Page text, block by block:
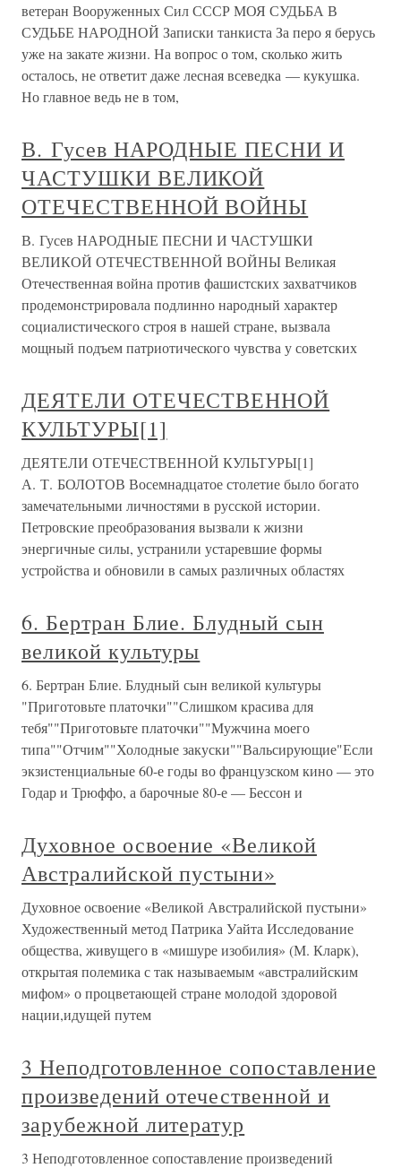
ветеран Вооруженных Сил СССР МОЯ СУДЬБА В
СУДЬБЕ НАРОДНОЙ Записки танкиста За перо я берусь
уже на закате жизни. На вопрос о том, сколько жить
осталось, не ответит даже лесная всеведка — кукушка.
Но главное ведь не в том,
В. Гусев НАРОДНЫЕ ПЕСНИ И
ЧАСТУШКИ ВЕЛИКОЙ
ОТЕЧЕСТВЕННОЙ ВОЙНЫ
В. Гусев НАРОДНЫЕ ПЕСНИ И ЧАСТУШКИ
ВЕЛИКОЙ ОТЕЧЕСТВЕННОЙ ВОЙНЫ Великая
Отечественная война против фашистских захватчиков
продемонстрировала подлинно народный характер
социалистического строя в нашей стране, вызвала
мощный подъем патриотического чувства у советских
ДЕЯТЕЛИ ОТЕЧЕСТВЕННОЙ
КУЛЬТУРЫ[1]
ДЕЯТЕЛИ ОТЕЧЕСТВЕННОЙ КУЛЬТУРЫ[1]
А. Т. БОЛОТОВ Восемнадцатое столетие было богато
замечательными личностями в русской истории.
Петровские преобразования вызвали к жизни
энергичные силы, устранили устаревшие формы
устройства и обновили в самых различных областях
6. Бертран Блие. Блудный сын
великой культуры
6. Бертран Блие. Блудный сын великой культуры
"Приготовьте платочки""Слишком красива для
тебя""Приготовьте платочки""Мужчина моего
типа""Отчим""Холодные закуски""Вальсирующие"Если
экзистенциальные 60-е годы во французском кино — это
Годар и Трюффо, а барочные 80-е — Бессон и
Духовное освоение «Великой
Австралийской пустыни»
Духовное освоение «Великой Австралийской пустыни»
Художественный метод Патрика Уайта Исследование
общества, живущего в «мишуре изобилия» (М. Кларк),
открытая полемика с так называемым «австралийским
мифом» о процветающей стране молодой здоровой
нации,идущей путем
3 Неподготовленное сопоставление
произведений отечественной и
зарубежной литератур
3 Неподготовленное сопоставление произведений